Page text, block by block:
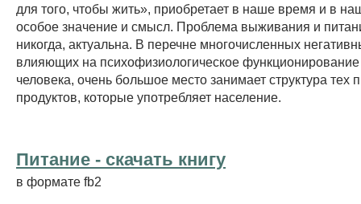
для того, чтобы жить», приобретает в наше время и в
особое значение и смысл. Проблема выживания и
никогда, актуальна. В перечне многочисленных
влияющих на психофизиологическое функционирование
человека, очень большое место занимает структура тех
продуктов, которые употребляет население.
Питание - cкачать книгу
в формате fb2